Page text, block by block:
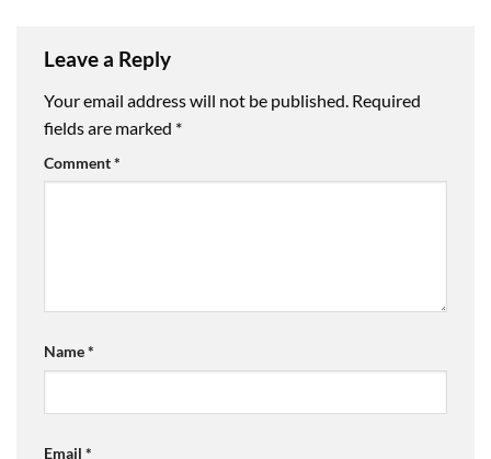
Leave a Reply
Your email address will not be published. Required
fields are marked *
Comment*
Name*
Email *